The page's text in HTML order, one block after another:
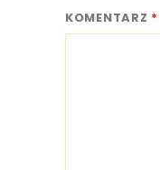
KOMENTARZ *